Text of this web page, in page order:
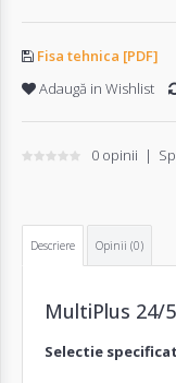
Fisa tehnica [PDF]
Adaugă in Wishlist
0 opinii |
Descriere Opinii (0)
MultiPlus 24/
Selectie